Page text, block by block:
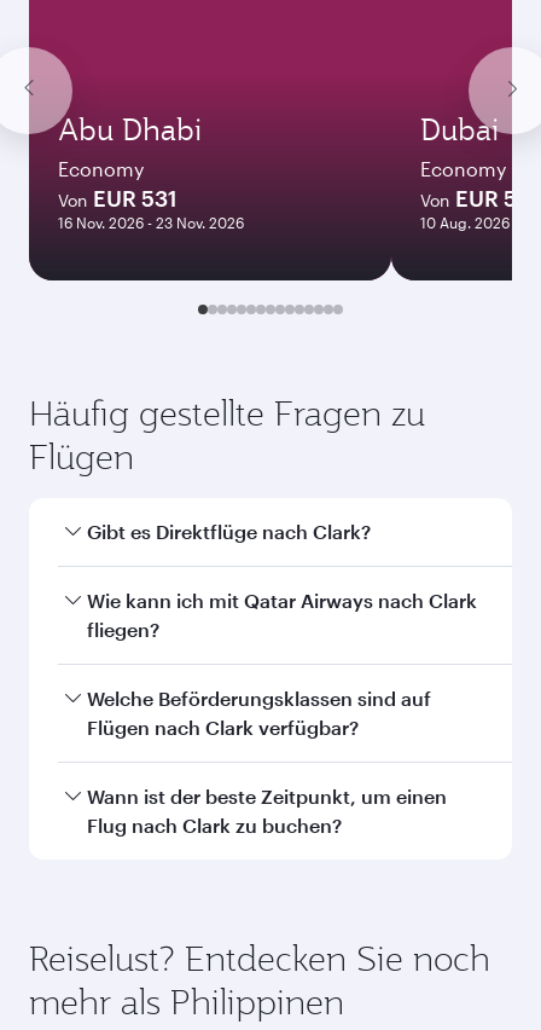
Bestpreis
Januar
Die angezeigten Preise beziehen sich auf
Das könnte Sie auch
interessieren...
Economy
Von EUR 531
16 Nov. 2026 - 23 Nov. 2026
Economy
Von EUR